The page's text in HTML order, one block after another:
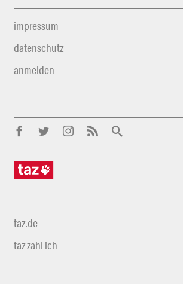
impressum
datenschutz
anmelden
taz.de
taz zahl ich